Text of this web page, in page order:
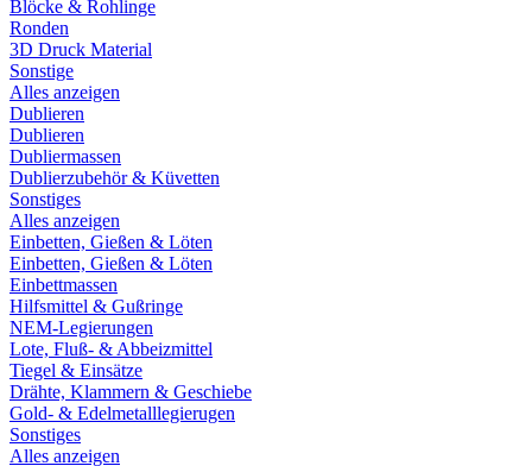
Blöcke & Rohlinge
Ronden
3D Druck Material
Sonstige
Alles anzeigen
Dublieren
Dublieren
Dubliermassen
Dublierzubehör & Küvetten
Sonstiges
Alles anzeigen
Einbetten, Gießen & Löten
Einbetten, Gießen & Löten
Einbettmassen
Hilfsmittel & Gußringe
NEM-Legierungen
Lote, Fluß- & Abbeizmittel
Tiegel & Einsätze
Drähte, Klammern & Geschiebe
Gold- & Edelmetalllegierugen
Sonstiges
Alles anzeigen